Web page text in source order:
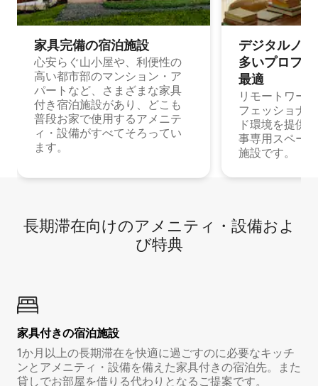
家具完備の宿⁠泊⁠施⁠設
心安らぐ山小屋や、利便性の
高い都市部のマンション・ア
パートなど、さまざまな家具
付き宿泊施設があり、どこも
普段お家で使用するアメニテ
ィ・設備がすべてそろってい
ます。
デジタルノ
多⁠いプ⁠ロ⁠フ⁠
最⁠適
リモートワー
フェッショナ
ド環境を提供
事専用スペー
施設です。
長期滞在向け⁠のア⁠メ⁠ニ⁠テ⁠ィ⁠・設⁠備⁠およ
び特⁠典
家具付き⁠の宿⁠泊⁠施⁠設
1か月以上の長期滞在を快適に過ごすのに必要なキッチ
ンとアメニティ・設備を備えた家具付きの宿泊先。また
貸しでお部屋を借りる代わりとなるご提案です。